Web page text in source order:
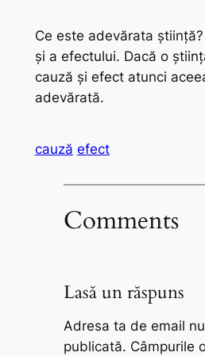
Ce este adevărata
şi a efectului. Dacă o
cauză şi efect atunci
adevărată.
cauză efect
Comments
Lasă un răspuns
Adresa ta de email
publicată. Câmpurile